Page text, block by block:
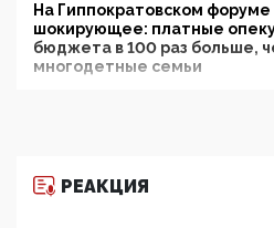
На Гиппократовском форуме
шокирующее: платные
бюджета в 100 раз больше,
многодетные семьи
11:53, 09 Июня 2026
РЕАКЦИЯ